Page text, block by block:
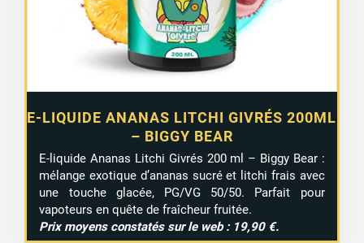
E-LIQUIDE ANANAS LITCHI GIVRÉS 200ML
– BIGGY BEAR
E-liquide Ananas Litchi Givrés 200 ml – Biggy Bear :
mélange exotique d’ananas sucré et litchi frais avec
une touche glacée, PG/VG 50/50. Parfait pour
vapoteurs en quête de fraîcheur fruitée.
Prix moyens constatés sur le web : 19,90 €.